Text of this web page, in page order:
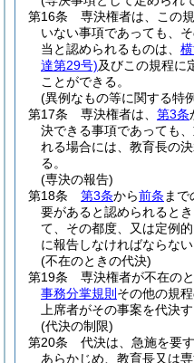
第16条
専決権者は、この
いない事項であっても、
当と認められるものは、
達第29号)及びこの規程に
ことができる。
(異例なもの等に関する特
第17条
専決権者は、 第3条
決できる事項であっても
れる場合には、教育長の
る。
(専決の報告)
第18条
第3条から前条 ま
要があると認められると
て、その都度、又は定例
に報告しなければならない
(不在のときの代決)
第19条
専決権者が不在のと
事務分掌規則 その他の規
上席者がその事案を代決
(代決の制限)
第20条
代決は、急施を要
あらかじめ、教育長又は